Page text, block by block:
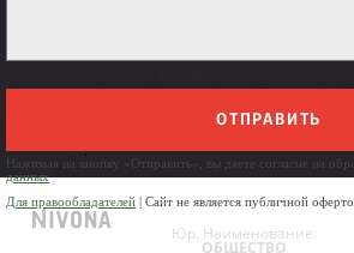
ОТПРАВИТЬ
Нажимая на кнопку «Отправить», вы даете согласие на
данных
Для правообладателей | Сайт не является публичной
Юр. Наименование:
ОБЩЕСТВО